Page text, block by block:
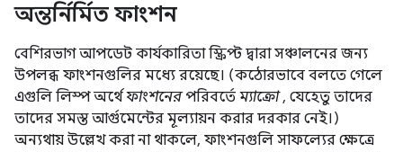
অন্তর্নির্মিত ফাংশন
বেশিরভাগ আপডেট কার্যকারিতা স্ক্রিপ্ট দ্বারা সঞ্চালনের জন্য
উপলব্ধ ফাংশনগুলির মধ্যে রয়েছে। (কঠোরভাবে বলতে গেলে
এগুলি লিস্প অর্থেফাংশনেরপরিবর্তে ম্যাক্রো, যেহেতু তাদের
তাদের সমস্ত আর্গুমেন্টের মূল্যায়ন করার দরকার নেই।)
অন্যথায় উল্লেখ করা না থাকলে, ফাংশনগুলি সাফল্যের ক্ষেত্রে